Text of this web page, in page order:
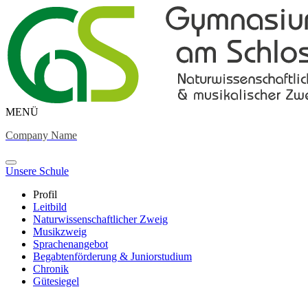
MENÜ
Company Name
Unsere Schule
Profil
Leitbild
Naturwissenschaftlicher Zweig
Musikzweig
Sprachenangebot
Begabtenförderung & Juniorstudium
Chronik
Gütesiegel